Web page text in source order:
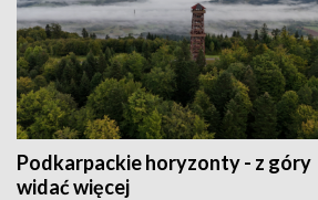
Podkarpackie horyzonty - z góry
widać więcej